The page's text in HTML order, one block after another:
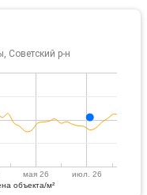
Советский р-н
объекта/м²
мая 26 июл. 26